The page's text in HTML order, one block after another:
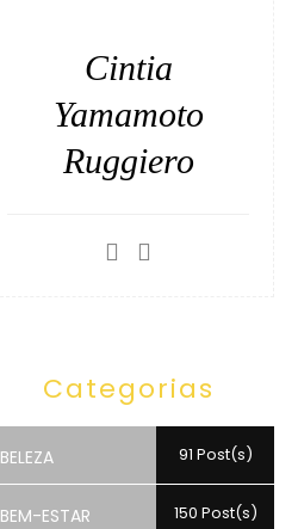
Cintia
Yamamoto
Ruggiero
Categorias
BELEZA 91 Post(s)
BEM-ESTAR 150 Post(s)